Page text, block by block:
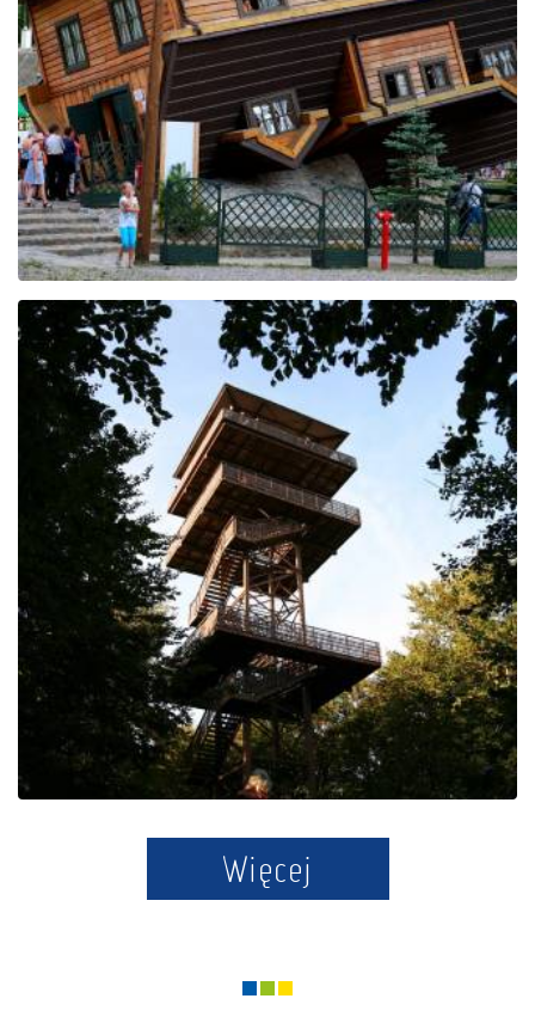
Promocji Regionu w
Szymbarku
Wieża widokowa im.
Jana Pawła II w Wieżycy
Więcej